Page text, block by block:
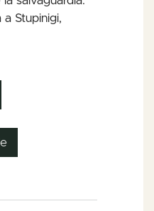
a Stupinigi,